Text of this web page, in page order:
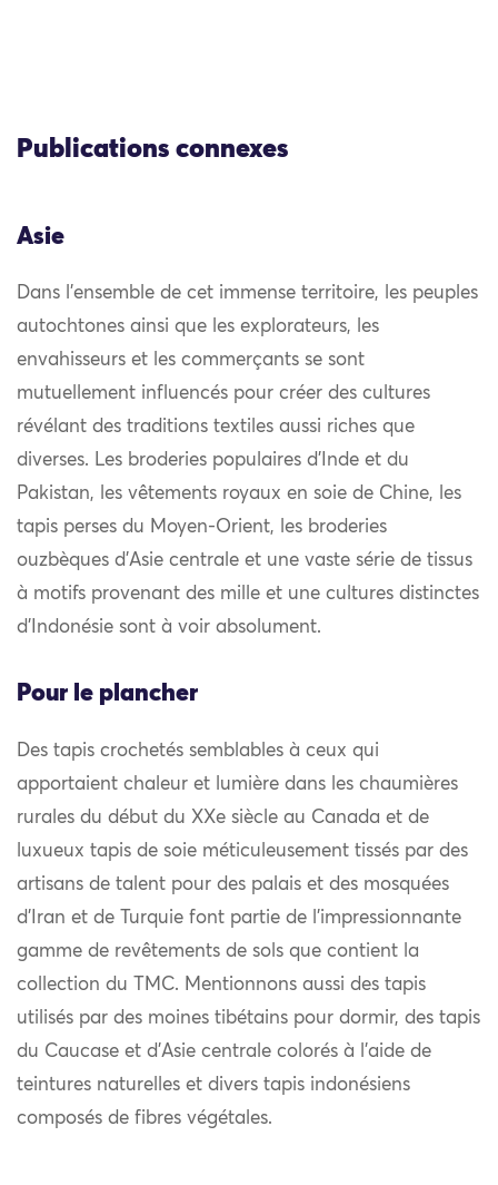
Publications connexes
Asie
Dans l’ensemble de cet immense territoire, les peuples
autochtones ainsi que les explorateurs, les
envahisseurs et les commerçants se sont
mutuellement influencés pour créer des cultures
révélant des traditions textiles aussi riches que
diverses. Les broderies populaires d’Inde et du
Pakistan, les vêtements royaux en soie de Chine, les
tapis perses du Moyen-Orient, les broderies
ouzbèques d’Asie centrale et une vaste série de tissus
à motifs provenant des mille et une cultures distinctes
d’Indonésie sont à voir absolument.
Pour le plancher
Des tapis crochetés semblables à ceux qui
apportaient chaleur et lumière dans les chaumières
rurales du début du XXe siècle au Canada et de
luxueux tapis de soie méticuleusement tissés par des
artisans de talent pour des palais et des mosquées
d’Iran et de Turquie font partie de l’impressionnante
gamme de revêtements de sols que contient la
collection du TMC. Mentionnons aussi des tapis
utilisés par des moines tibétains pour dormir, des tapis
du Caucase et d’Asie centrale colorés à l’aide de
teintures naturelles et divers tapis indonésiens
composés de fibres végétales.